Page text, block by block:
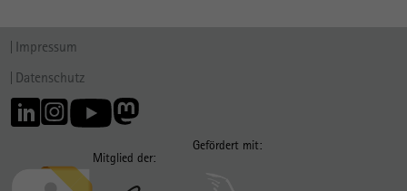
Impressum
Datenschutz
Mitglied der:
Gefördert mit: